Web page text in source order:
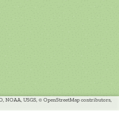
NOAA, USGS, © OpenStreetMap contributors,